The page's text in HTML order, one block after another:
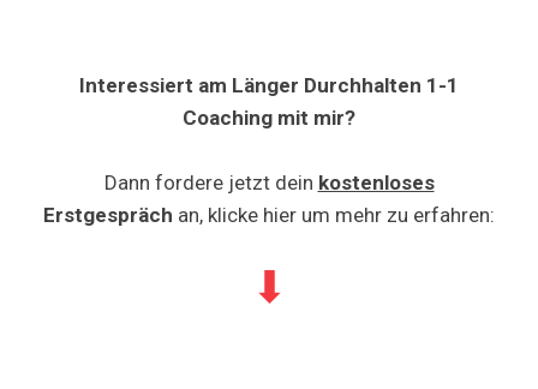
Interessiert am Länger Durchhalten 1-1
Coaching mit mir?
Dann fordere jetzt dein kostenloses
Erstgespräch an, klicke hier um mehr zu erfahren:
⬇